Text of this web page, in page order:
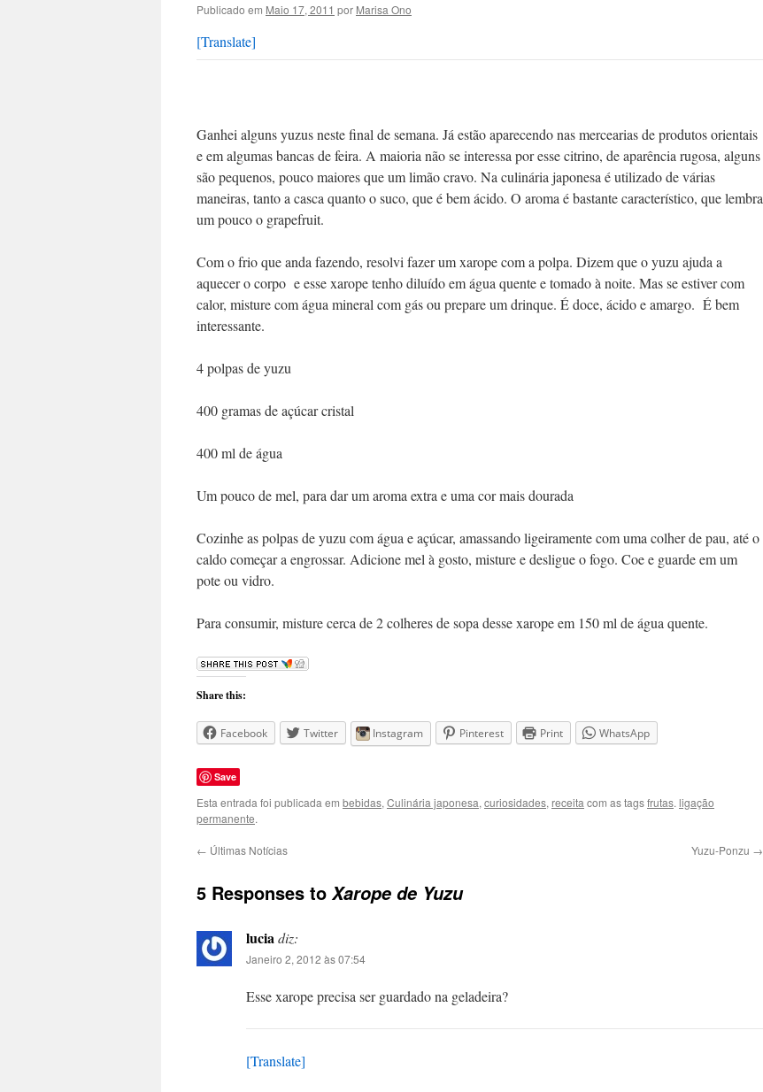
Publicado em Maio 17, 2011 por Marisa Ono
[Translate]
Ganhei alguns yuzus neste final de semana. Já estão aparecendo nas mercearias de produtos orientais
e em algumas bancas de feira. A maioria não se interessa por esse citrino, de aparência rugosa, alguns
são pequenos, pouco maiores que um limão cravo. Na culinária japonesa é utilizado de várias
maneiras, tanto a casca quanto o suco, que é bem ácido. O aroma é bastante característico, que lembra
um pouco o grapefruit.
Com o frio que anda fazendo, resolvi fazer um xarope com a polpa. Dizem que o yuzu ajuda a
aquecer o corpo e esse xarope tenho diluído em água quente e tomado à noite. Mas se estiver com
calor, misture com água mineral com gás ou prepare um drinque. É doce, ácido e amargo. É bem
interessante.
4 polpas de yuzu
400 gramas de açúcar cristal
400 ml de água
Um pouco de mel, para dar um aroma extra e uma cor mais dourada
Cozinhe as polpas de yuzu com água e açúcar, amassando ligeiramente com uma colher de pau, até o
caldo começar a engrossar. Adicione mel à gosto, misture e desligue o fogo. Coe e guarde em um
pote ou vidro.
Para consumir, misture cerca de 2 colheres de sopa desse xarope em 150 ml de água quente.
Share this:
Facebook Twitter Instagram Pinterest Print WhatsApp
Save
Esta entrada foi publicada em bebidas, Culinária japonesa, curiosidades, receita com as tagsfrutas. ligação
permanente.
← Últimas Notícias Yuzu-Ponzu →
5 Responses to Xarope de Yuzu
luciadiz:
Janeiro 2, 2012 às 07:54
Esse xarope precisa ser guardado na geladeira?
[Translate]